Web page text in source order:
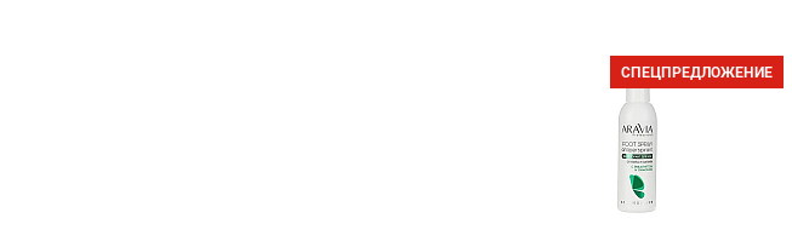
СПЕЦПРЕДЛОЖЕНИЕ